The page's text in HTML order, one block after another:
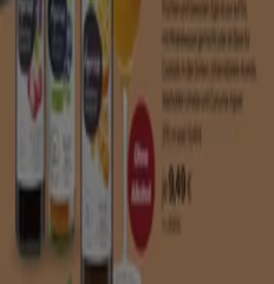
Marketing- und Geschäftsanfragen
Geschäft falsch auf der Karte geortet
Wöchentliches Anzeigen-Feedback
Technische Probleme und allgemeines Feedback
Indizes
Lokale Marken
Filiale in der Nähe
Produkte
Lokale Produkte
Städte
Die App von Tiendeo herunterladen